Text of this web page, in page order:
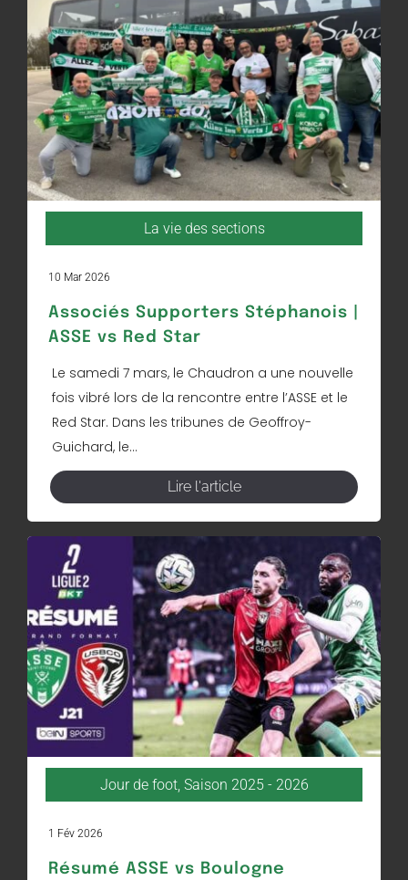
La vie des sections
10 Mar 2026
Associés Supporters Stéphanois |
ASSE vs Red Star
Le samedi 7 mars, le Chaudron a une nouvelle
fois vibré lors de la rencontre entre l’ASSE et le
Red Star. Dans les tribunes de Geoffroy-
Guichard, le...
Lire l'article
Jour de foot, Saison 2025 - 2026
1 Fév 2026
Résumé ASSE vs Boulogne